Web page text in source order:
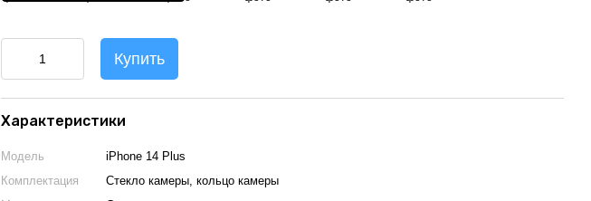
Купить
Характеристики
Модель
iPhone 14 Plus
Комплектация
Стекло камеры, кольцо камеры